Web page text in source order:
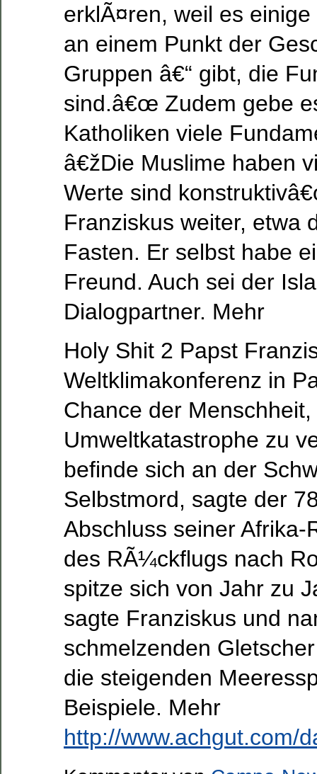
erklÃ¤ren, weil es
an einem Punkt der
Gruppen â€“ gibt, die
sind.â€œ Zudem gebe
Katholiken viele
â€žDie Muslime haben
Werte sind
Franziskus weiter, etwa
Fasten. Er selbst habe
Freund. Auch sei der
Dialogpartner. Mehr
Holy Shit 2 Papst
Weltklimakonferenz in
Chance der
Umweltkatastrophe zu
befinde sich an der
Selbstmord, sagte der
Abschluss seiner Afrika-
des RÃ¼ckflugs nach
spitze sich von Jahr zu
sagte Franziskus und
schmelzenden
die steigenden
Beispiele. Mehr
http://www.achgut.com/